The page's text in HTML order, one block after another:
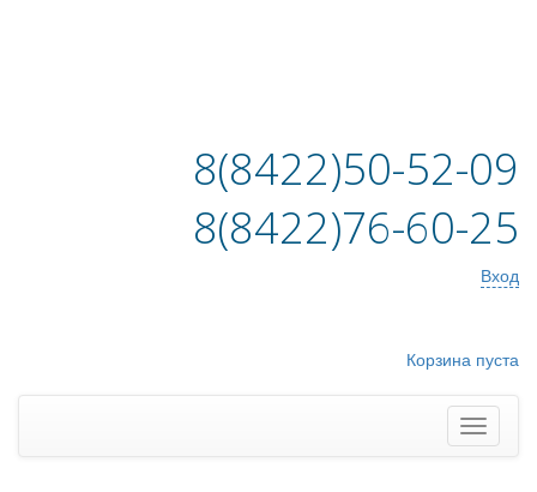
8(8422)50-52-09
8(8422)76-60-25
Вход
Корзина пуста